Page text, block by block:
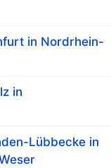
in Nordrhein-
in
Lübbecke in